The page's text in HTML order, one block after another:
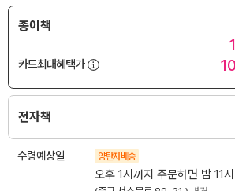
종이책
카드최대혜택가
전자책
수령예상일 양탄자배송
오후 1시까지 주문하면 밤 11시